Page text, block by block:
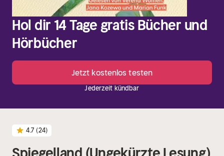
Hol dir 14 Tage gratis Bücher und
Hörbücher
Jetzt kostenlos testen
Jederzeit kündbar
4.7 (24)